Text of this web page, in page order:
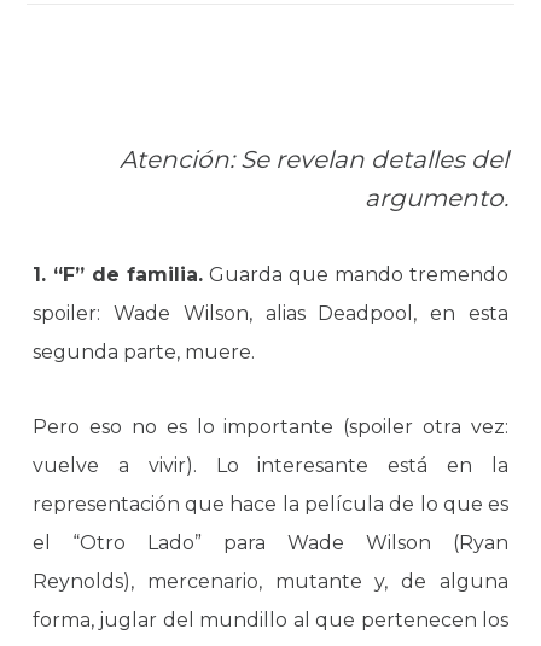
Atención: Se revelan detalles del
argumento.
1. “F” de familia.Guarda que mando tremendo
spoiler: Wade Wilson, alias Deadpool, en esta
segunda parte, muere.
Pero eso no es lo importante (spoiler otra vez:
vuelve a vivir). Lo interesante está en la
representación que hace la película de lo que es
el “Otro Lado” para Wade Wilson (Ryan
Reynolds), mercenario, mutante y, de alguna
forma, juglar del mundillo al que pertenecen los